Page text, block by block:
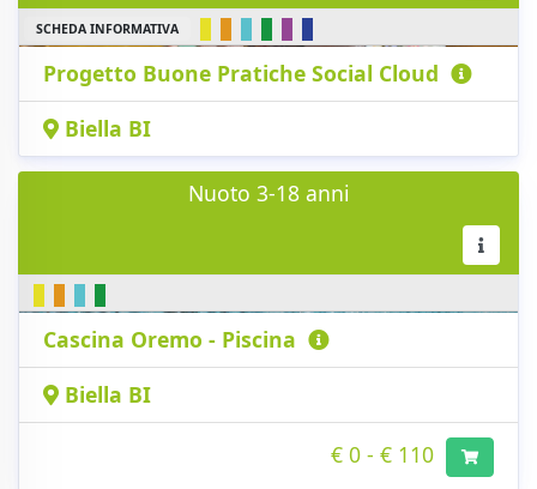
SCHEDA INFORMATIVA
Progetto Buone Pratiche Social Cloud
Biella BI
Nuoto 3-18 anni
Cascina Oremo - Piscina
Biella BI
€ 0 - € 110